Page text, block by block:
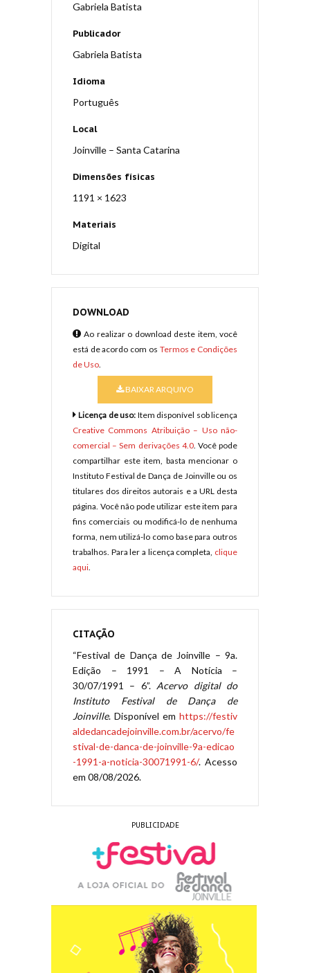
Gabriela Batista
Publicador
Gabriela Batista
Idioma
Português
Local
Joinville – Santa Catarina
Dimensões físicas
1191 × 1623
Materiais
Digital
DOWNLOAD
Ao realizar o download deste item, você
está de acordo com os Termos e Condições
de Uso.
BAIXAR ARQUIVO
Licença de uso: Item disponível sob licença
Creative Commons Atribuição – Uso não-
comercial – Sem derivações 4.0. Você pode
compartilhar este item, basta mencionar o
Instituto Festival de Dança de Joinville ou os
titulares dos direitos autorais e a URL desta
página. Você não pode utilizar este item para
fins comerciais ou modificá-lo de nenhuma
forma, nem utilizá-lo como base para outros
trabalhos. Para ler a licença completa, clique
aqui.
CITAÇÃO
“Festival de Dança de Joinville – 9a.
Edição – 1991 – A Notícia –
30/07/1991 – 6”. Acervo digital do
Instituto Festival de Dança de
Joinville. Disponível em https://festiv
aldedancadejoinville.com.br/acervo/fe
stival-de-danca-de-joinville-9a-edicao
-1991-a-noticia-30071991-6/. Acesso
em 08/08/2026.
PUBLICIDADE